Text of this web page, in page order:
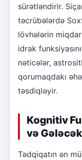
sürətləndirir.
təcrübələrdə
lövhələrin
idrak
nəticələr,
qorumaqdakı
təsdiqləyir.
Kognitiv
və
Tədqiqatın ən